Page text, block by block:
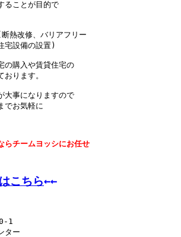
ることが目的で
熱改修、バリアフリー
宅設備の設置)
の購入や賃貸住宅の
ります。
大事になりますので
でお気軽に
らチームヨッシにお任せ
こちら←←
1
ター